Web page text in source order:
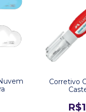
Corretivo